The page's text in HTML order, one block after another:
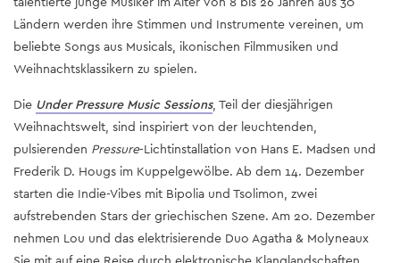
Ländern werden ihre Stimmen und Instrumente vereinen, um
beliebte Songs aus Musicals, ikonischen Filmmusiken und
Weihnachtsklassikern zu spielen.
Die Under Pressure Music Sessions, Teil der diesjährigen
Weihnachtswelt, sind inspiriert von der leuchtenden,
pulsierenden Pressure-Lichtinstallation von Hans E. Madsen und
Frederik D. Hougs im Kuppelgewölbe. Ab dem 14. Dezember
starten die Indie-Vibes mit Bipolia und Tsolimon, zwei
aufstrebenden Stars der griechischen Szene. Am 20. Dezember
nehmen Lou und das elektrisierende Duo Agatha & Molyneaux